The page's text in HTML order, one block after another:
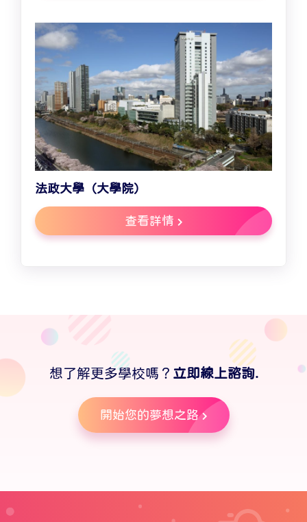
法政大學（大學院）
查看詳情
想了解更多學校嗎？ 立即線上諮詢.
開始您的夢想之路